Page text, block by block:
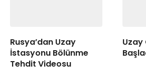
Rusya’dan Uzay
İstasyonu Bölünme
Tehdit Videosu
Uzay